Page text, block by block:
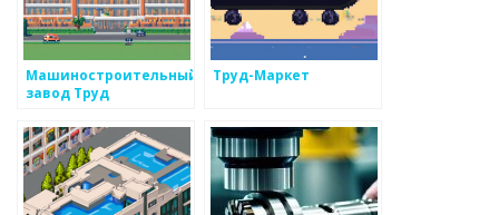
Машиностроительный
завод Труд
Труд-Маркет